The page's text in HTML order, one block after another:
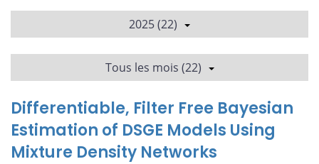
2025 (22)
Tous les mois (22)
Differentiable, Filter Free Bayesian
Estimation of DSGE Models Using
Mixture Density Networks